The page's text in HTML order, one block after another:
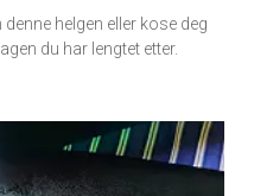
helgen eller kose deg
du har lengtet etter.